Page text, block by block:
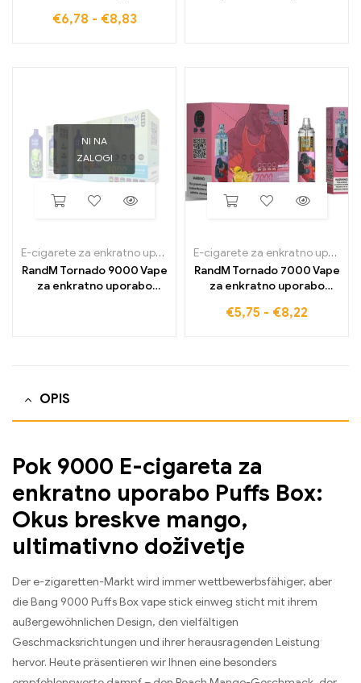
uporabo z intenzivnim
€6,78 - €8,83
NI NA
ZALOGI
E-cigarete za enkratno uporabo
E-cigarete za enkratno uporabo
RandM Tornado 9000 Vape
za enkratno uporabo
E-cigarete za enkratno uporabo
RandM Tornado 7000 Vape
za enkratno uporabo
€5,75 - €8,22
OPIS
Pok 9000 E-cigareta za
enkratno uporabo Puffs Box:
Okus breskve mango,
ultimativno doživetje
Der e-zigaretten-Markt wird immer wettbewerbsfähiger, aber
die Bang 9000 Puffs Box vape stick einweg sticht mit ihrem
außergewöhnlichen Design, den vielfältigen
Geschmacksrichtungen und ihrer herausragenden Leistung
hervor. Heute präsentieren wir Ihnen eine besonders